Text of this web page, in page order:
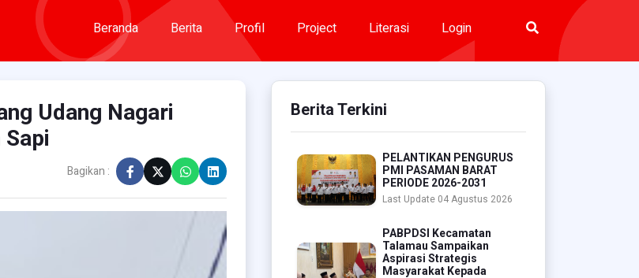
Beranda Berita Profil Project Literasi Login
Udang Nagari
Bagikan :
Berita Terkini
PELANTIKAN PENGURUS
PMI PASAMAN BARAT
PERIODE 2026-2031
Last Update 04 Agustus 2026
PABPDSI Kecamatan
Talamau Sampaikan
Aspirasi Strategis
Masyarakat Kepada